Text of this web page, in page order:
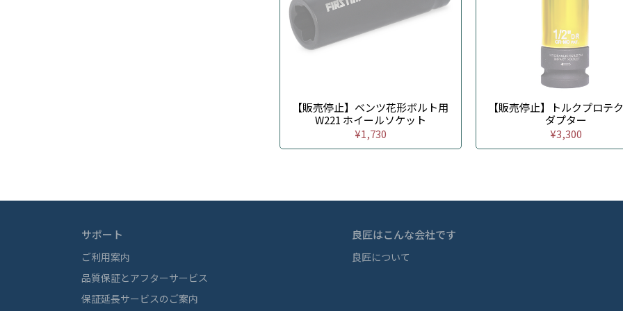
【販売停止】ベンツ花形ボルト用
W221 ホイールソケット
¥1,730
【販売停止】トルクプロテ
ダプター
¥3,300
サポート
ご利用案内
品質保証とアフターサービス
保証延長サービスのご案内
良匠はこんな会社です
良匠について